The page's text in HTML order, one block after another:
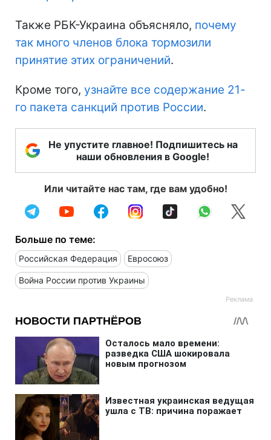
Также РБК-Украина объясняло, почему
так много членов блока тормозили
принятие этих ограничений.
Кроме того, узнайте все содержание 21-
го пакета санкций против России.
Не упустите главное! Подпишитесь на
наши обновления в Google!
Или читайте нас там, где вам удобно!
Больше по теме:
Российская Федерация Евросоюз
Война России против Украины